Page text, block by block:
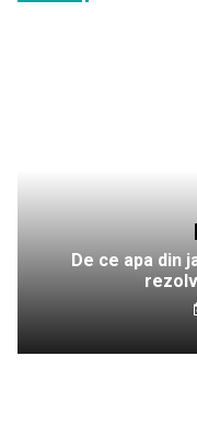
De ce apa din